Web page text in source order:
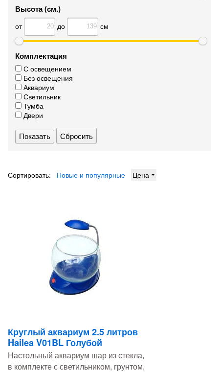
Высота (см.)
от до см
Комплектация
С освещением
Без освещения
Аквариум
Светильник
Тумба
Двери
Сбросить
Сортировать: Новые и популярные Цена
Круглый аквариум 2.5 литров
Hailea V01BL Голубой
Настольный аквариум шар из стекла,
в комплекте с светильником, грунтом,